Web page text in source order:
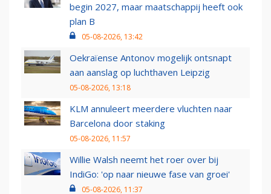
begin 2027, maar maatschappij heeft ook
plan B
05-08-2026, 13:42
Oekraïense Antonov mogelijk ontsnapt
aan aanslag op luchthaven Leipzig
05-08-2026, 13:18
KLM annuleert meerdere vluchten naar
Barcelona door staking
05-08-2026, 11:57
Willie Walsh neemt het roer over bij
IndiGo: 'op naar nieuwe fase van groei'
05-08-2026, 11:37